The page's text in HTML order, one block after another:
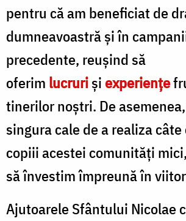
pentru că am beneficiat de
dumneavoastră și în
precedente, reușind să
oferim lucrurișiexperiențe
tinerilor noștri. De
singura cale de a realiza
copiii acestei comunități
să învestim împreună în
Ajutoarele Sfântului Nicolae